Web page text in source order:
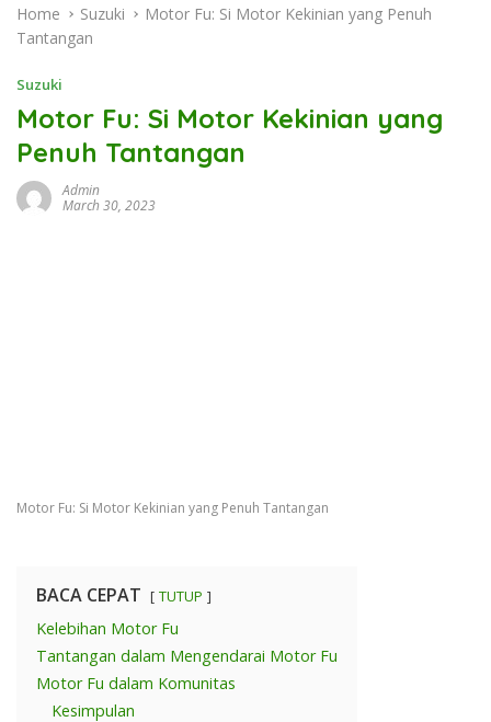
Home Suzuki
Motor Fu: Si Motor Kekinian yang Penuh
Tantangan
Suzuki
Motor Fu: Si Motor Kekinian yang
Penuh Tantangan
Admin
March 30, 2023
Motor Fu: Si Motor Kekinian yang Penuh Tantangan
BACA CEPAT TUTUP
Kelebihan Motor Fu
Tantangan dalam Mengendarai Motor Fu
Motor Fu dalam Komunitas
Kesimpulan